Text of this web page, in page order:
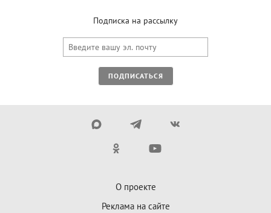
Подписка на рассылку
ПОДПИСАТЬСЯ
О проекте
Реклама на сайте